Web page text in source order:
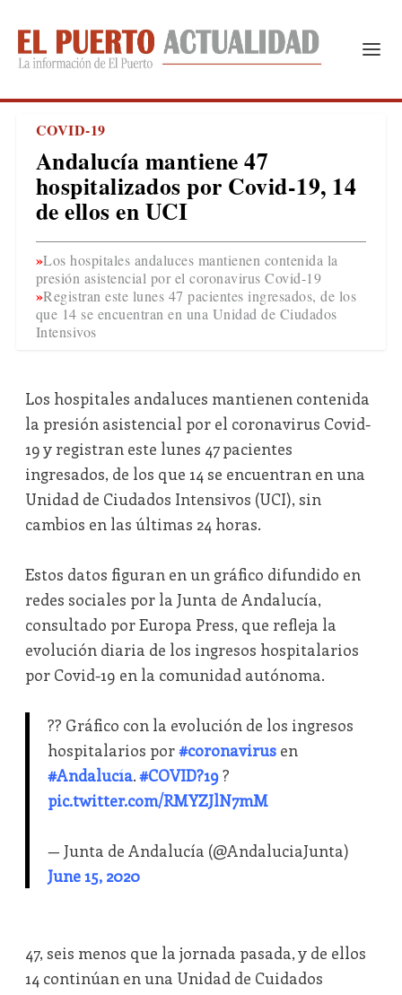
COVID-19
Andalucía mantiene 47
hospitalizados por Covid-19, 14
de ellos en UCI
Los hospitales andaluces mantienen contenida la
presión asistencial por el coronavirus Covid-19
Registran este lunes 47 pacientes ingresados, de los
que 14 se encuentran en una Unidad de Ciudados
Intensivos
Los hospitales andaluces mantienen contenida
la presión asistencial por el coronavirus Covid-
19 y registran este lunes 47 pacientes
ingresados, de los que 14 se encuentran en una
Unidad de Ciudados Intensivos (UCI), sin
cambios en las últimas 24 horas.
Estos datos figuran en un gráfico difundido en
redes sociales por la Junta de Andalucía,
consultado por Europa Press, que refleja la
evolución diaria de los ingresos hospitalarios
por Covid-19 en la comunidad autónoma.
?? Gráfico con la evolución de los ingresos
hospitalarios por#coronavirusen
#Andalucía.#COVID?19?
pic.twitter.com/RMYZJlN7mM
— Junta de Andalucía (@AndaluciaJunta)
June 15, 2020
47, seis menos que la jornada pasada, y de ellos
14 continúan en una Unidad de Cuidados